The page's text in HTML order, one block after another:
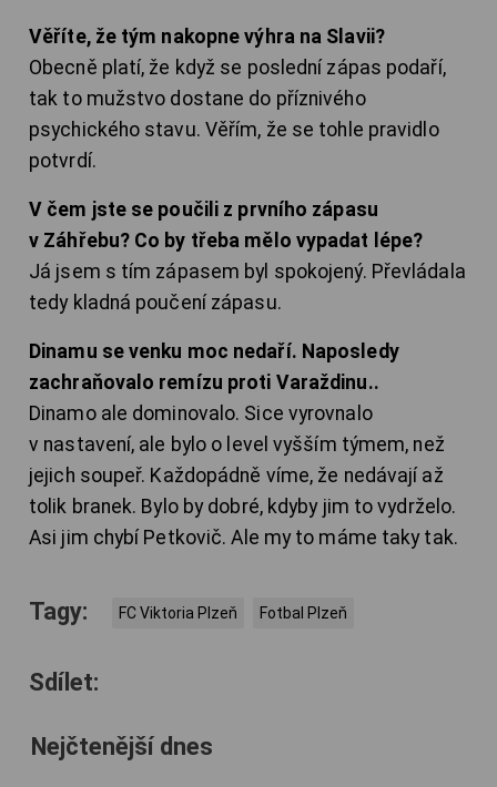
Věříte, že tým nakopne výhra na Slavii?
Obecně platí, že když se poslední zápas podaří,
tak to mužstvo dostane do příznivého
psychického stavu. Věřím, že se tohle pravidlo
potvrdí.
V čem jste se poučili z prvního zápasu
v Záhřebu? Co by třeba mělo vypadat lépe?
Já jsem s tím zápasem byl spokojený. Převládala
tedy kladná poučení zápasu.
Dinamu se venku moc nedaří. Naposledy
zachraňovalo remízu proti Varaždinu..
Dinamo ale dominovalo. Sice vyrovnalo
v nastavení, ale bylo o level vyšším týmem, než
jejich soupeř. Každopádně víme, že nedávají až
tolik branek. Bylo by dobré, kdyby jim to vydrželo.
Asi jim chybí Petkovič. Ale my to máme taky tak.
Tagy: FC Viktoria Plzeň Fotbal Plzeň
Sdílet:
Nejčtenější dnes